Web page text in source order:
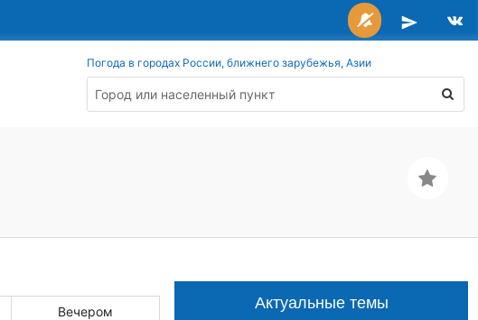
Погода в городах России, ближнего зарубежья, Азии
Вечером Актуальные темы